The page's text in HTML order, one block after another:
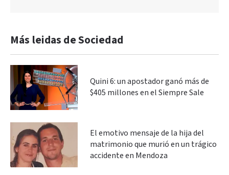
Más leidas de Sociedad
Quini 6: un apostador ganó más de
$405 millones en el Siempre Sale
El emotivo mensaje de la hija del
matrimonio que murió en un trágico
accidente en Mendoza